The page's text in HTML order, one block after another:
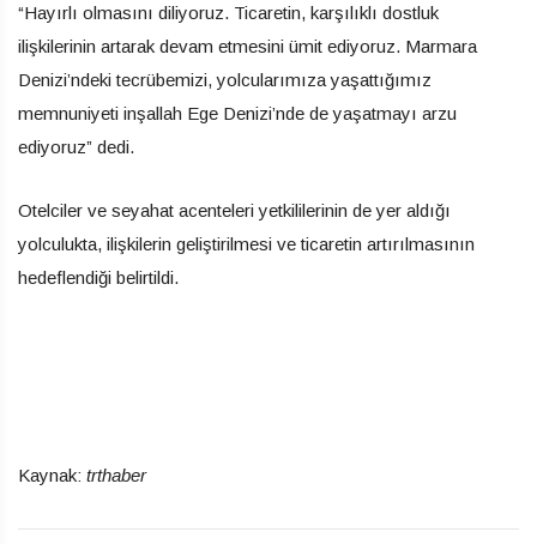
“Hayırlı olmasını diliyoruz. Ticaretin, karşılıklı dostluk
ilişkilerinin artarak devam etmesini ümit ediyoruz. Marmara
Denizi’ndeki tecrübemizi, yolcularımıza yaşattığımız
memnuniyeti inşallah Ege Denizi’nde de yaşatmayı arzu
ediyoruz” dedi.
Otelciler ve seyahat acenteleri yetkililerinin de yer aldığı
yolculukta, ilişkilerin geliştirilmesi ve ticaretin artırılmasının
hedeflendiği belirtildi.
Kaynak: trthaber